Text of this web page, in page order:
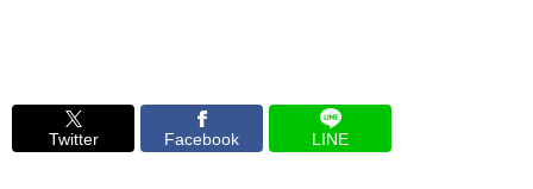
Twitter Facebook LINE